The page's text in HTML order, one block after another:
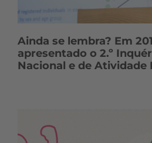
Ainda se lembra? Em
apresentado o 2.º
Nacional e de Atividade